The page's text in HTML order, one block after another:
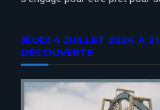
JEUDI 4 JUILLET 2024 À
DÉCOUVERTE